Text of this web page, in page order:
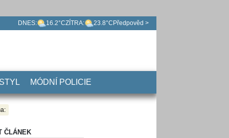
DNES: 16.2°CZÍTRA: 23.8°C Předpověd >
MÓDNÍ POLICIE
ČLÁNEK